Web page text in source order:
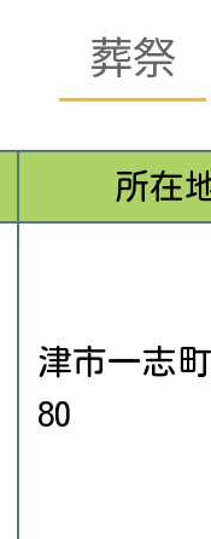
葬祭
所在
津市一志
80